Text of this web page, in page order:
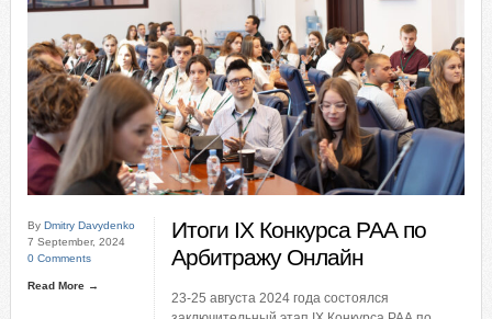
By Dmitry Davydenko
7 September, 2024
0 Comments
Read More →
Итоги IX Конкурса РАА по
Арбитражу Онлайн
23-25 августа 2024 года состоялся